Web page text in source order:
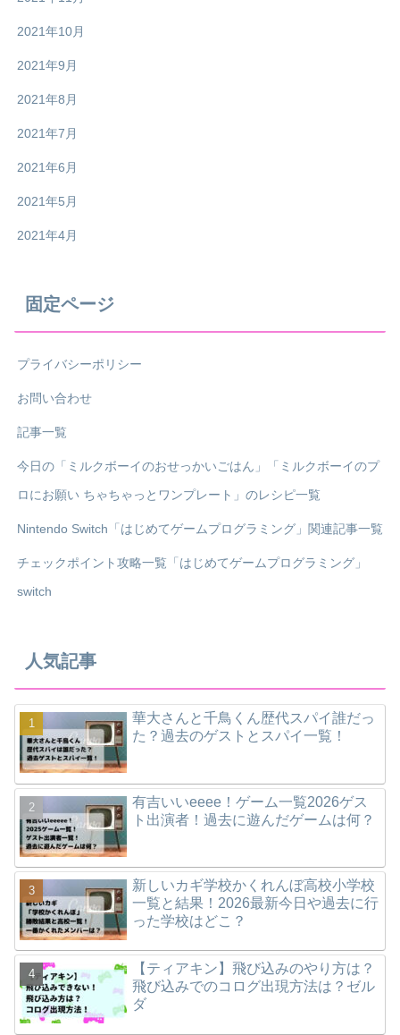
2021年10月
2021年9月
2021年8月
2021年7月
2021年6月
2021年5月
2021年4月
固定ページ
プライバシーポリシー
お問い合わせ
記事一覧
今日の「ミルクボーイのおせっかいごはん」「ミルクボーイのプ
ロにお願い ちゃちゃっとワンプレート」のレシピ一覧
Nintendo Switch「はじめてゲームプログラミング」関連記事一覧
チェックポイント攻略一覧「はじめてゲームプログラミング」
switch
人気記事
華大さんと千鳥くん歴代スパイ誰だっ
た？過去のゲストとスパイ一覧！
有吉いいeeee！ゲーム一覧2026ゲス
ト出演者！過去に遊んだゲームは何？
新しいカギ学校かくれんぼ高校小学校
一覧と結果！2026最新今日や過去に行
った学校はどこ？
【ティアキン】飛び込みのやり方は？
飛び込みでのコログ出現方法は？ゼル
ダ